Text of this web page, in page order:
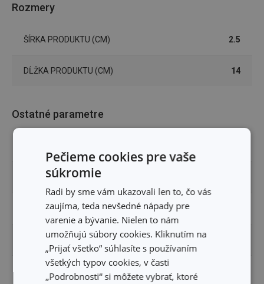
Rozmery
ŠÍRKA PRODUKTU (CM) 2.5
DĹŽKA PRODUKTU (CM) 14
Ostatné parametre
PRODUKTOVÁ LÍNIA
ZARADENIE pomôcky do kuchyne
Pečieme cookies pre vaše
súkromie
Radi by sme vám ukazovali len to, čo vás
zaujíma, teda nevšedné nápady pre
varenie a bývanie. Nielen to nám
umožňujú súbory cookies. Kliknutím na
„Prijať všetko“ súhlasíte s používaním
všetkých typov cookies, v časti
„Podrobnosti“ si môžete vybrať, ktoré